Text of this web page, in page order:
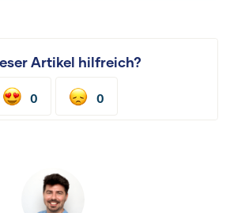
Artikel hilfreich?
0 0